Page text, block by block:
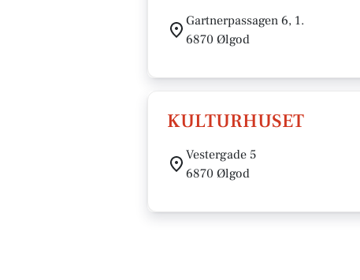
Gartnerpassagen 6, 1.
6870 Ølgod
KULTURHUSET
Vestergade 5
6870 Ølgod